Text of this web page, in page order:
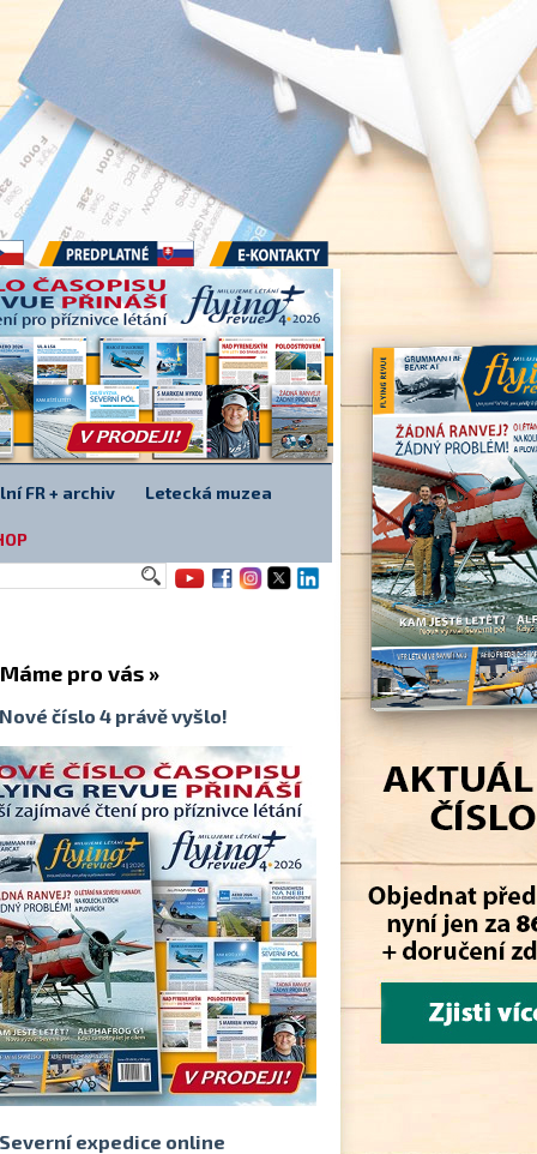
pro vás »
Nové číslo 4 právě vyšlo!
Severní expedice online
Předplatné E-kontakty
FR + archiv Letecká muzea